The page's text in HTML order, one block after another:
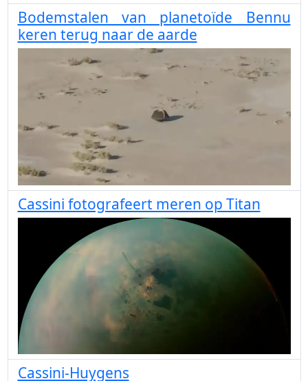
Bodemstalen van planetoïde Bennu
keren terug naar de aarde
Cassini fotografeert meren op Titan
Cassini-Huygens